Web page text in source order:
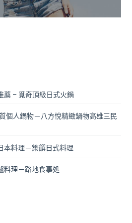
薦 – 覓奇頂級日式火鍋
個人鍋物－八方悅精緻鍋物高雄三民
本料理－築饌日式料理
料理－路地食事処